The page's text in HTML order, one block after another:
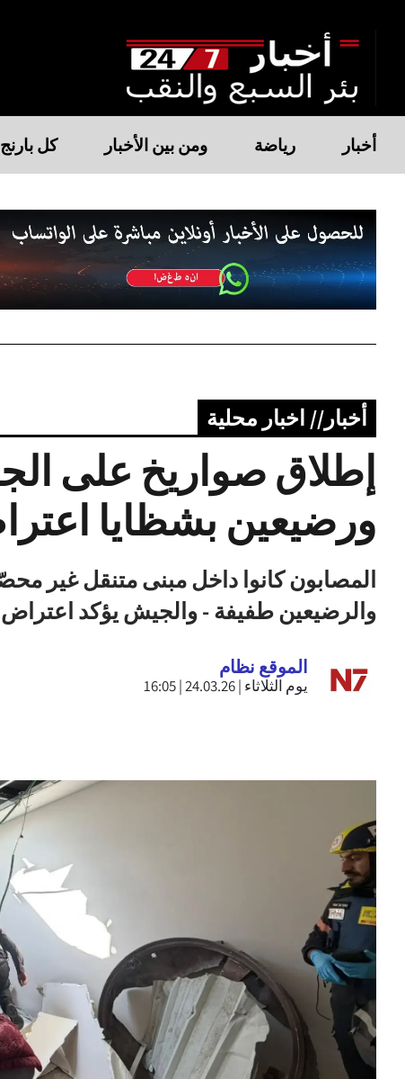
أخبار رياضة ومن بين الأخبار كل بارنج
أخبار// اخبار محلية
إطلاق صواريخ على
ورضيعين بشظايا
المصابون كانوا داخل مبنى متنقل غير
والرضيعين طفيفة - والجيش يؤكد
الموقع نظام
يوم الثلاثاء | 24.03.26 | 16:05